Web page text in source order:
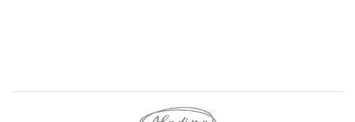
Marcas De Carrusel